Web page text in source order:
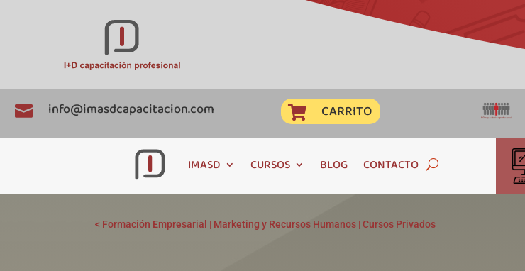
 info@imasdcapacitacion.com  CARRITO
IMASD CURSOS BLOG CONTACTO
< Formación Empresarial | Marketing y Recursos Humanos |Cursos Privados